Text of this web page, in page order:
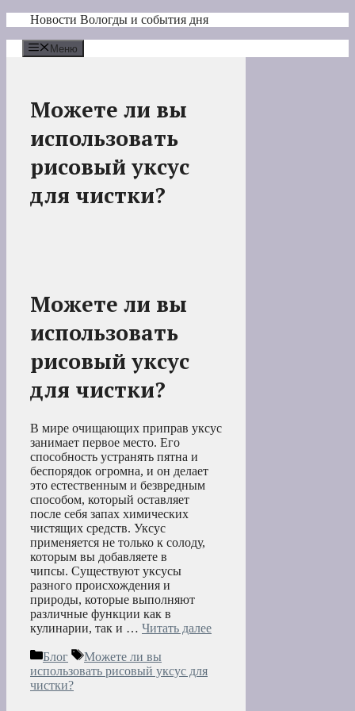
Перейти
содержимому
Новости Вологды и события дня
Меню
Можете ли вы
использовать
рисовый уксус
для чистки?
Можете ли вы
использовать
рисовый уксус
для чистки?
В мире очищающих приправ уксус
занимает первое место. Его
способность устранять пятна и
беспорядок огромна, и он делает
это естественным и безвредным
способом, который оставляет
после себя запах химических
чистящих средств. Уксус
применяется не только к солоду,
которым вы добавляете в
чипсы. Существуют уксусы
разного происхождения и
природы, которые выполняют
различные функции как в
кулинарии, так и … Читать далее
Рубрики
Блог Метки
Можете ли вы
использовать рисовый уксус для
чистки?